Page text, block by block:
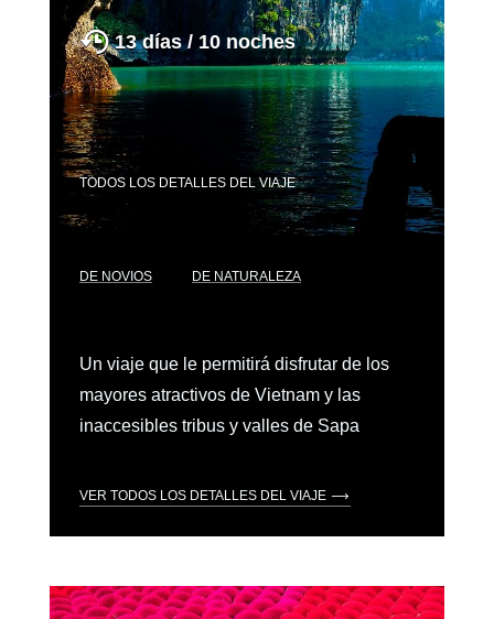
13 días / 10 noches
TODOS LOS DETALLES DEL VIAJE
DE NOVIOS DE NATURALEZA
Un viaje que le permitirá disfrutar de los
mayores atractivos de Vietnam y las
inaccesibles tribus y valles de Sapa
VER TODOS LOS DETALLES DEL VIAJE